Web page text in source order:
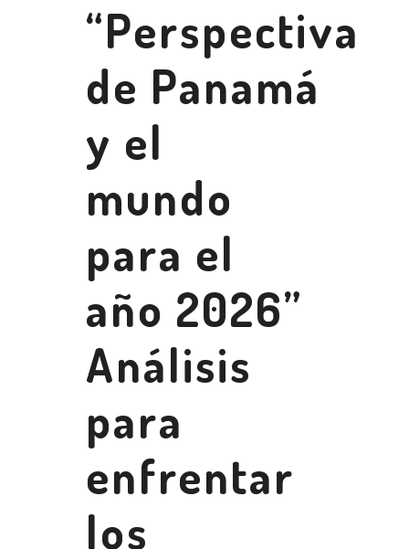
“Perspectiva
de Panamá
y el
mundo
para el
año 2026”
Análisis
para
enfrentar
los